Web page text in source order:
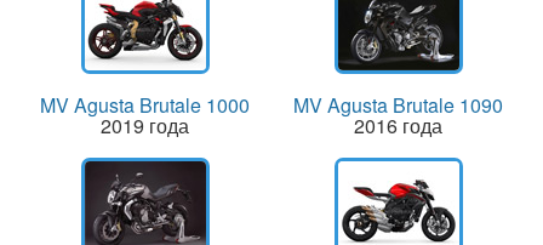
MV Agusta Brutale 1000
2019 года
MV Agusta Brutale 1090
2016 года